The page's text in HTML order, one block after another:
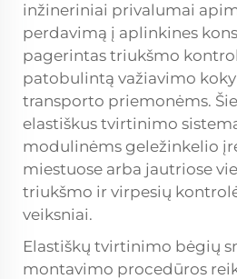
inžineriniai privalumai
perdavimą į aplinkines
pagerintas triukšmo
patobulintą važiavimo
transporto priemonėms.
elastiškus tvirtinimo
modulinėms geležinkelio
miestuose arba jautriose
triukšmo ir virpesių
veiksniai.
Elastiškų tvirtinimo bėgių
montavimo procedūros